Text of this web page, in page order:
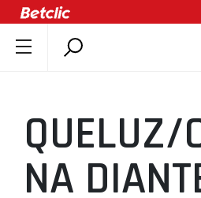
ÚLTIMAS
COMPETIÇÕES
ASSOCIAÇÕES
QUELUZ/
NA